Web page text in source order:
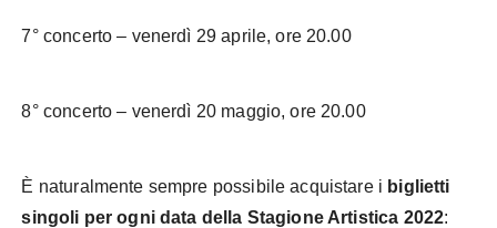
7° concerto – venerdì 29 aprile, ore 20.00
8° concerto – venerdì 20 maggio, ore 20.00
È naturalmente sempre possibile acquistare i biglietti
singoli per ogni data della Stagione Artistica 2022: